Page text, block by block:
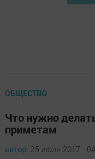
ОБЩЕСТВО
Что нужно
приметам
автор, 25 июля 2017 -